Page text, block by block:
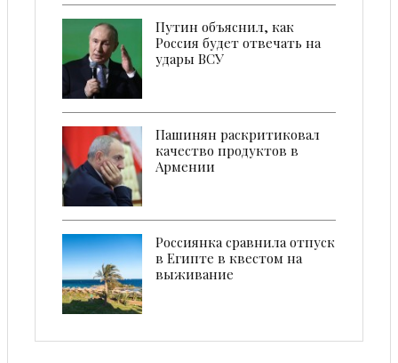
Путин объяснил, как
Россия будет отвечать на
удары ВСУ
Пашинян раскритиковал
качество продуктов в
Армении
Россиянка сравнила отпуск
в Египте в квестом на
выживание